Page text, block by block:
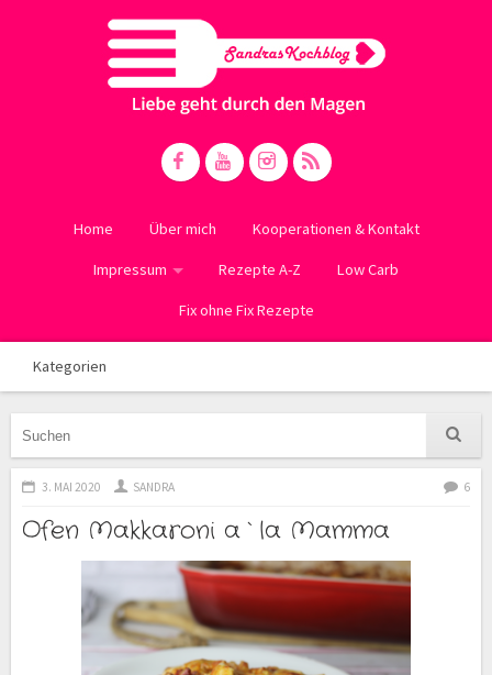
Home Über mich Kooperationen & Kontakt
Impressum Rezepte A-Z Low Carb
Fix ohne Fix Rezepte
Kategorien
3. MAI 2020 SANDRA 6
Ofen Makkaroni a`la Mamma